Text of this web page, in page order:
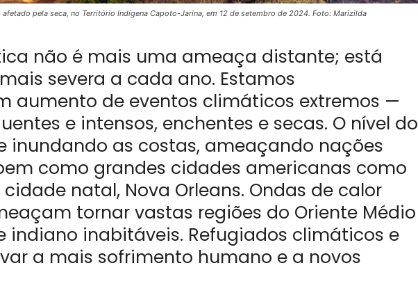
afetado pela seca, no Território Indígena Capoto-Jarina, em 12 de setembro de 2024. Foto: Marizilda
não é mais uma ameaça distante; está
severa a cada ano. Estamos
aumento de eventos climáticos extremos —
e intensos, enchentes e secas. O nível do
inundando as costas, ameaçando nações
como grandes cidades americanas como
natal, Nova Orleans. Ondas de calor
tornar vastas regiões do Oriente Médio
indiano inabitáveis. Refugiados climáticos e
a mais sofrimento humano e a novos